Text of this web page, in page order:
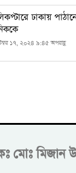
ঢাকায়
১৭, ২০২৪ ৯:৪৫ অপরাহ্ণ
মোঃ মিজান